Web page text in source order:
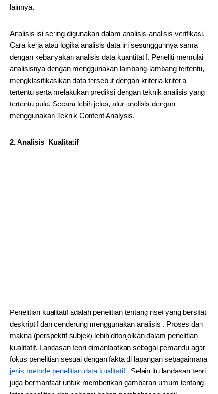
lainnya.
Analisis isi sering digunakan dalam analisis-analisis verifikasi.
Cara kerja atau logika analisis data ini sesungguhnya sama
dengan kebanyakan analisis data kuantitatif. Peneliti memulai
analisisnya dengan menggunakan lambang-lambang tertentu,
mengklasifikasikan data tersebut dengan kriteria-kriteria
tertentu serta melakukan prediksi dengan teknik analisis yang
tertentu pula. Secara lebih jelas, alur analisis dengan
menggunakan Teknik Content Analysis.
2. Analisis Kualitatif
Penelitian kualitatif adalah penelitian tentang riset yang bersifat
deskriptif dan cenderung menggunakan analisis . Proses dan
makna (perspektif subjek) lebih ditonjolkan dalam penelitian
kualitatif. Landasan teori dimanfaatkan sebagai pemandu agar
fokus penelitian sesuai dengan fakta di lapangan sebagaimana
jenis metode penelitian data kualitatif. Selain itu landasan teori
juga bermanfaat untuk memberikan gambaran umum tentang